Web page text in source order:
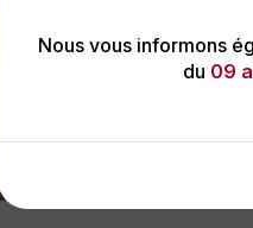
Nous vous informons
du 09